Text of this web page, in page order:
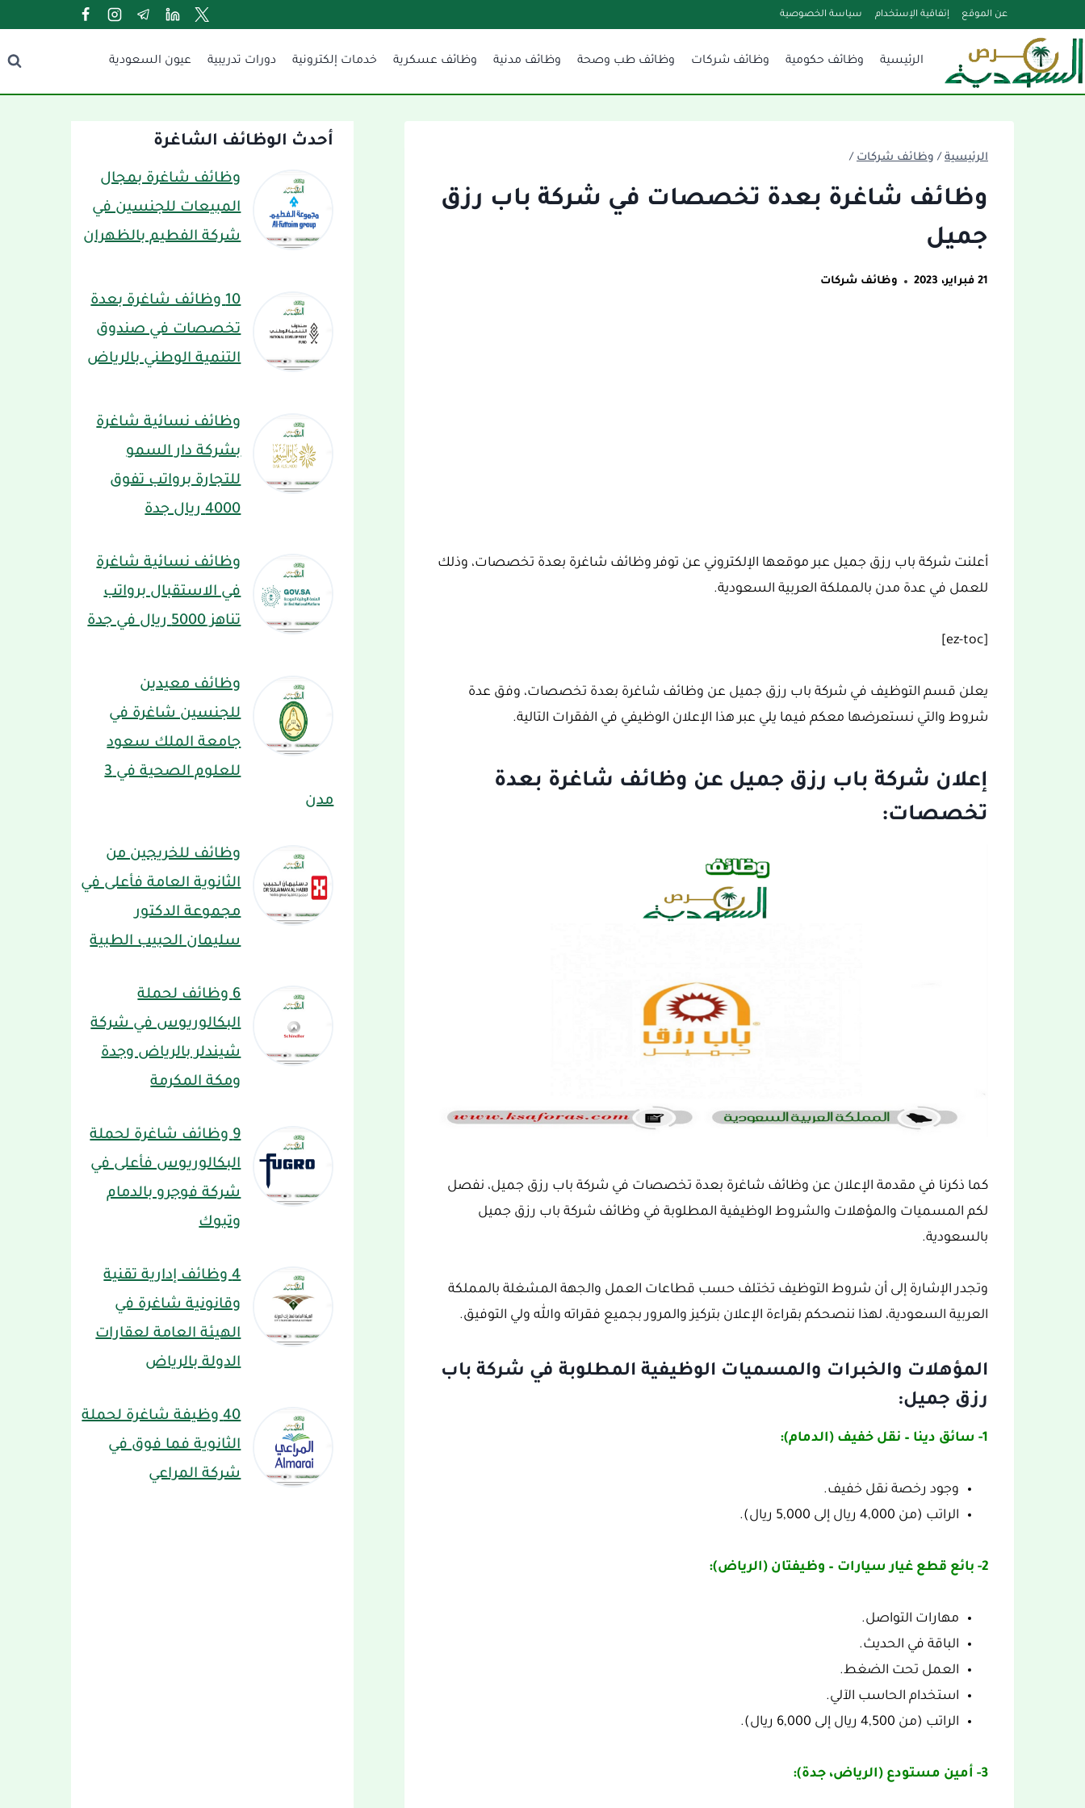
إلى
المحتوى
عن الموقع إتفاقية الإستخدام سياسة الخصوصية
الرئيسية وظائف حكومية وظائف شركات وظائف طب وصحة وظائف مدنية وظائف عسكرية خدمات إلكترونية دورات تدريبية عيون السعودية
الرئيسية / وظائف شركات /
وظائف شاغرة بعدة تخصصات في شركة باب رزق
جميل
21 فبراير، 2023 وظائف شركات
أعلنت شركة باب رزق جميل عبر موقعها الإلكتروني عن توفر وظائف شاغرة بعدة تخصصات، وذلك
للعمل في عدة مدن بالمملكة العربية السعودية.
[ez-toc]
يعلن قسم التوظيف في شركة باب رزق جميل عن وظائف شاغرة بعدة تخصصات، وفق عدة
شروط والتي نستعرضها معكم فيما يلي عبر هذا الإعلان الوظيفي في الفقرات التالية.
إعلان شركة باب رزق جميل عن وظائف شاغرة بعدة
تخصصات:
كما ذكرنا في مقدمة الإعلان عن وظائف شاغرة بعدة تخصصات في شركة باب رزق جميل، نفصل
لكم المسميات والمؤهلات والشروط الوظيفية المطلوبة في وظائف شركة باب رزق جميل
بالسعودية.
وتجدر الإشارة إلى أن شروط التوظيف تختلف حسب قطاعات العمل والجهة المشغلة بالمملكة
العربية السعودية، لهذا ننصحكم بقراءة الإعلان بتركيز والمرور بجميع فقراته والله ولي التوفيق.
المؤهلات والخبرات والمسميات الوظيفية المطلوبة في شركة باب
رزق جميل:
1- سائق دينا – نقل خفيف (الدمام):
وجود رخصة نقل خفيف.
الراتب (من 4,000 ريال إلى 5,000 ريال).
2- بائع قطع غيار سيارات – وظيفتان (الرياض):
مهارات التواصل.
الباقة في الحديث.
العمل تحت الضغط.
استخدام الحاسب الآلي.
الراتب (من 4,500 ريال إلى 6,000 ريال).
3- أمين مستودع (الرياض، جدة):
أحدث الوظائف الشاغرة
وظائف شاغرة بمجال
المبيعات للجنسين في
شركة الفطيم بالظهران
10 وظائف شاغرة بعدة
تخصصات في صندوق
التنمية الوطني بالرياض
وظائف نسائية شاغرة
بشركة دار السمو
للتجارة برواتب تفوق
4000 ريال جدة
وظائف نسائية شاغرة
في الاستقبال برواتب
تناهز 5000 ريال في جدة
وظائف معيدين
للجنسين شاغرة في
جامعة الملك سعود
للعلوم الصحية في 3
مدن
وظائف للخريجين من
الثانوية العامة فأعلى في
مجموعة الدكتور
سليمان الحبيب الطبية
6 وظائف لحملة
البكالوريوس في شركة
شيندلر بالرياض وجدة
ومكة المكرمة
9 وظائف شاغرة لحملة
البكالوريوس فأعلى في
شركة فوجرو بالدمام
وتبوك
4 وظائف إدارية تقنية
وقانونية شاغرة في
الهيئة العامة لعقارات
الدولة بالرياض
40 وظيفة شاغرة لحملة
الثانوية فما فوق في
شركة المراعي